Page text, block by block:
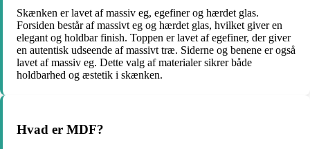
Skænken er lavet af massiv eg, egefiner og hærdet glas.
Forsiden består af massivt eg og hærdet glas, hvilket giver en
elegant og holdbar finish. Toppen er lavet af egefiner, der giver
en autentisk udseende af massivt træ. Siderne og benene er også
lavet af massiv eg. Dette valg af materialer sikrer både
holdbarhed og æstetik i skænken.
Hvad er MDF?